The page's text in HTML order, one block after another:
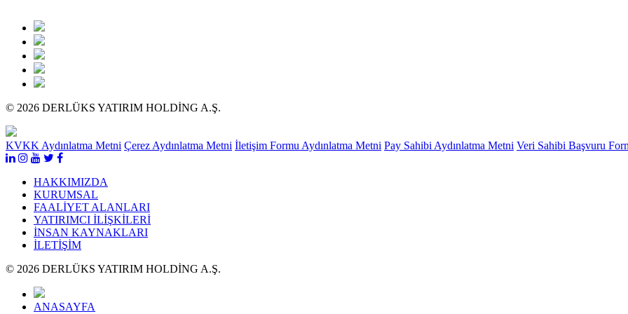
© 2026 DERLÜKS YATIRIM HOLDİNG A.Ş.
KVKK Aydınlatma Metni Çerez Aydınlatma Metni İletişim Formu Aydınlatma Metni Pay Sahibi Aydınlatma Metni Veri Sahibi Başvuru
HAKKIMIZDA
KURUMSAL
FAALİYET ALANLARI
YATIRIMCI İLİŞKİLERİ
İNSAN KAYNAKLARI
İLETİŞİM
© 2026 DERLÜKS YATIRIM HOLDİNG A.Ş.
ANASAYFA